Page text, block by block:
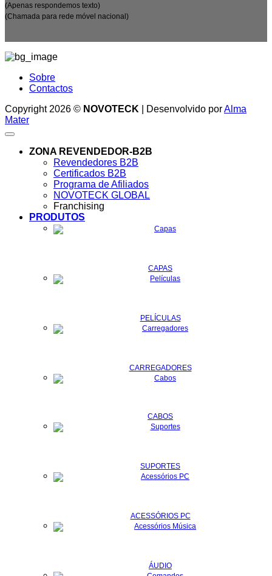
(Apenas respondemos texto)
(Chamada para rede móvel nacional)
Sobre
Contactos
Copyright 2026 © NOVOTECK | Desenvolvido porAlma
Mater
ZONA REVENDEDOR-B2B
Revendedores B2B
Certificados B2B
Programa de Afiliados
NOVOTECK GLOBAL
Franchising
PRODUTOS
CAPAS
PELÍCULAS
CARREGADORES
CABOS
SUPORTES
ACESSÓRIOS PC
ÁUDIO